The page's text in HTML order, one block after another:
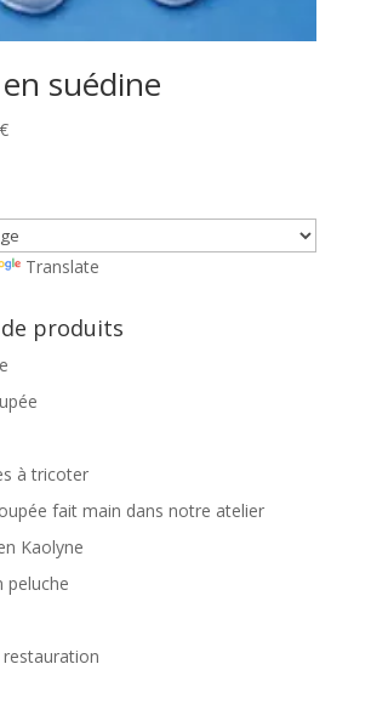
suédine
€Plage
à
10,90€
Translate
produits
à tricoter
fait main dans notre atelier
Kaolyne
peluche